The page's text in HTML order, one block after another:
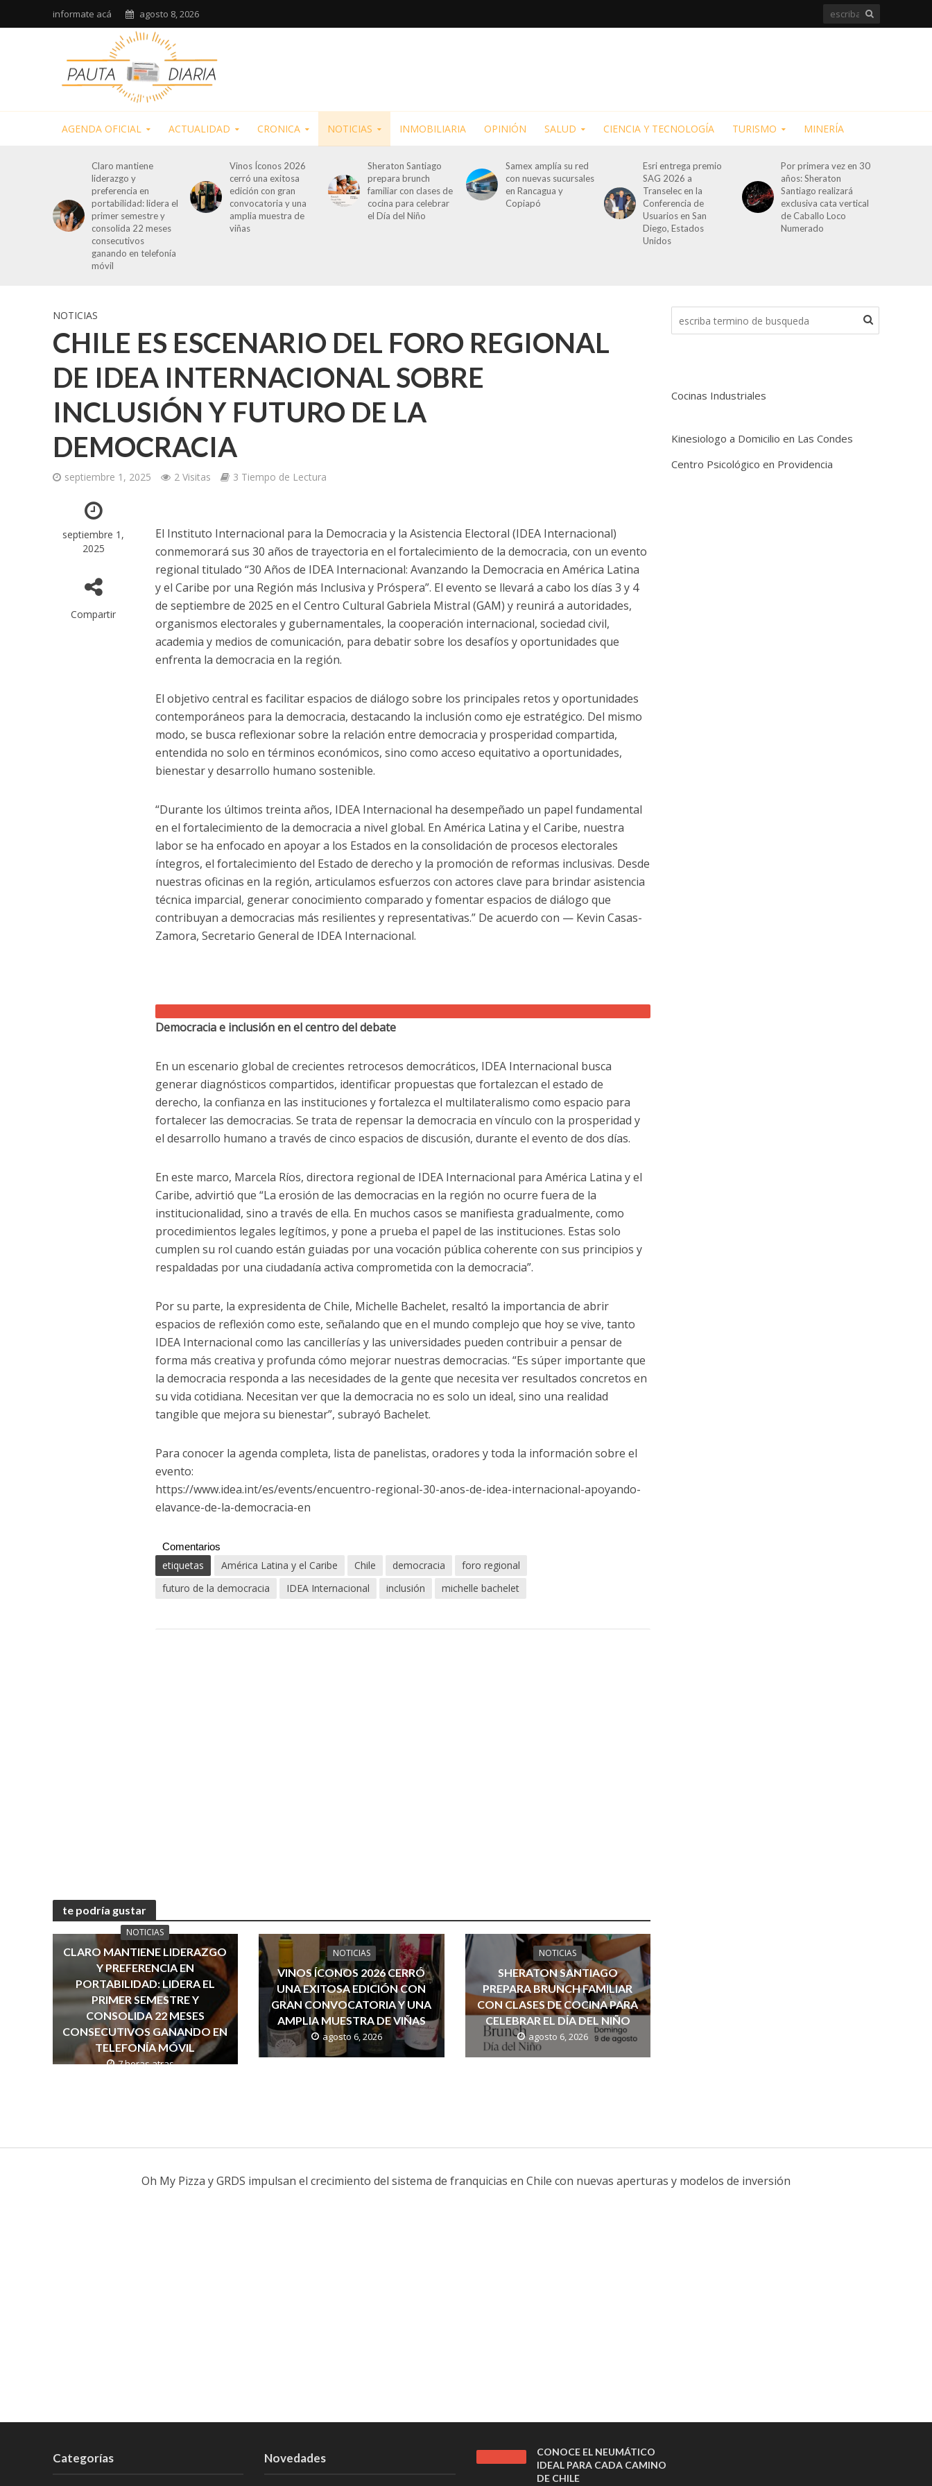
informate acá agosto 8, 2026
AGENDA OFICIAL ACTUALIDAD CRONICA NOTICIAS INMOBILIARIA OPINIÓN SALUD CIENCIA Y TECNOLOGÍA TURISMO MINERÍA
Claro mantiene
liderazgo y
preferencia en
portabilidad: lidera el
primer semestre y
consolida 22 meses
consecutivos
ganando en telefonía
móvil
Vinos Íconos 2026
cerró una exitosa
edición con gran
convocatoria y una
amplia muestra de
viñas
Sheraton Santiago
prepara brunch
familiar con clases de
cocina para celebrar
el Día del Niño
Samex amplía su red
con nuevas sucursales
en Rancagua y
Copiapó
Esri entrega premio
SAG 2026 a
Transelec en la
Conferencia de
Usuarios en San
Diego, Estados
Unidos
Por primera vez en 30
años: Sheraton
Santiago realizará
exclusiva cata vertical
de Caballo Loco
Numerado
NOTICIAS
CHILE ES ESCENARIO DEL FORO REGIONAL
DE IDEA INTERNACIONAL SOBRE
INCLUSIÓN Y FUTURO DE LA
DEMOCRACIA
septiembre 1, 2025 2 Visitas 3 Tiempo de Lectura
septiembre 1,
2025
Compartir
El Instituto Internacional para la Democracia y la Asistencia Electoral (IDEA Internacional)
conmemorará sus 30 años de trayectoria en el fortalecimiento de la democracia, con un evento
regional titulado “30 Años de IDEA Internacional: Avanzando la Democracia en América Latina
y el Caribe por una Región más Inclusiva y Próspera”. El evento se llevará a cabo los días 3 y 4
de septiembre de 2025 en el Centro Cultural Gabriela Mistral (GAM) y reunirá a autoridades,
organismos electorales y gubernamentales, la cooperación internacional, sociedad civil,
academia y medios de comunicación, para debatir sobre los desafíos y oportunidades que
enfrenta la democracia en la región.
El objetivo central es facilitar espacios de diálogo sobre los principales retos y oportunidades
contemporáneos para la democracia, destacando la inclusión como eje estratégico. Del mismo
modo, se busca reflexionar sobre la relación entre democracia y prosperidad compartida,
entendida no solo en términos económicos, sino como acceso equitativo a oportunidades,
bienestar y desarrollo humano sostenible.
“Durante los últimos treinta años, IDEA Internacional ha desempeñado un papel fundamental
en el fortalecimiento de la democracia a nivel global. En América Latina y el Caribe, nuestra
labor se ha enfocado en apoyar a los Estados en la consolidación de procesos electorales
íntegros, el fortalecimiento del Estado de derecho y la promoción de reformas inclusivas. Desde
nuestras oficinas en la región, articulamos esfuerzos con actores clave para brindar asistencia
técnica imparcial, generar conocimiento comparado y fomentar espacios de diálogo que
contribuyan a democracias más resilientes y representativas.” De acuerdo con — Kevin Casas-
Zamora, Secretario General de IDEA Internacional.
Democracia e inclusión en el centro del debate
En un escenario global de crecientes retrocesos democráticos, IDEA Internacional busca
generar diagnósticos compartidos, identificar propuestas que fortalezcan el estado de
derecho, la confianza en las instituciones y fortalezca el multilateralismo como espacio para
fortalecer las democracias. Se trata de repensar la democracia en vínculo con la prosperidad y
el desarrollo humano a través de cinco espacios de discusión, durante el evento de dos días.
En este marco, Marcela Ríos, directora regional de IDEA Internacional para América Latina y el
Caribe, advirtió que “La erosión de las democracias en la región no ocurre fuera de la
institucionalidad, sino a través de ella. En muchos casos se manifiesta gradualmente, como
procedimientos legales legítimos, y pone a prueba el papel de las instituciones. Estas solo
cumplen su rol cuando están guiadas por una vocación pública coherente con sus principios y
respaldadas por una ciudadanía activa comprometida con la democracia”.
Por su parte, la expresidenta de Chile, Michelle Bachelet, resaltó la importancia de abrir
espacios de reflexión como este, señalando que en el mundo complejo que hoy se vive, tanto
IDEA Internacional como las cancillerías y las universidades pueden contribuir a pensar de
forma más creativa y profunda cómo mejorar nuestras democracias. “Es súper importante que
la democracia responda a las necesidades de la gente que necesita ver resultados concretos en
su vida cotidiana. Necesitan ver que la democracia no es solo un ideal, sino una realidad
tangible que mejora su bienestar”, subrayó Bachelet.
Para conocer la agenda completa, lista de panelistas, oradores y toda la información sobre el
evento:
https://www.idea.int/es/events/encuentro-regional-30-anos-de-idea-internacional-apoyando-
elavance-de-la-democracia-en
Comentarios
etiquetas América Latina y el Caribe Chile democracia
foro regional
futuro de la democracia
IDEA Internacional inclusión michelle bachelet
te podría gustar
NOTICIAS
CLARO MANTIENE LIDERAZGO
Y PREFERENCIA EN
PORTABILIDAD: LIDERA EL
PRIMER SEMESTRE Y
CONSOLIDA 22 MESES
CONSECUTIVOS GANANDO EN
TELEFONÍA MÓVIL
7 horas atras
NOTICIAS
VINOS ÍCONOS 2026 CERRÓ
UNA EXITOSA EDICIÓN CON
GRAN CONVOCATORIA Y UNA
AMPLIA MUESTRA DE VIÑAS
agosto 6, 2026
NOTICIAS
SHERATON SANTIAGO
PREPARA BRUNCH FAMILIAR
CON CLASES DE COCINA PARA
CELEBRAR EL DÍA DEL NIÑO
agosto 6, 2026
Cocinas Industriales
Kinesiologo a Domicilio en Las Condes
Centro Psicológico en Providencia
Oh My Pizza y GRDS impulsan el crecimiento del sistema de franquicias en Chile con nuevas aperturas y modelos de inversión
Categorías Novedades
CONOCE EL NEUMÁTICO
IDEAL PARA CADA CAMINO
DE CHILE